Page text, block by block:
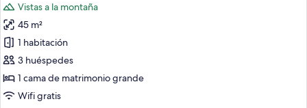
matrimonio,
terraza,
vistas
al
jardín
fotos
de
Suite
estudio
junior,
1
Vistas a la montaña
45 m²
1 habitación
3 huéspedes
1 cama de matrimonio grande
Wifi gratis